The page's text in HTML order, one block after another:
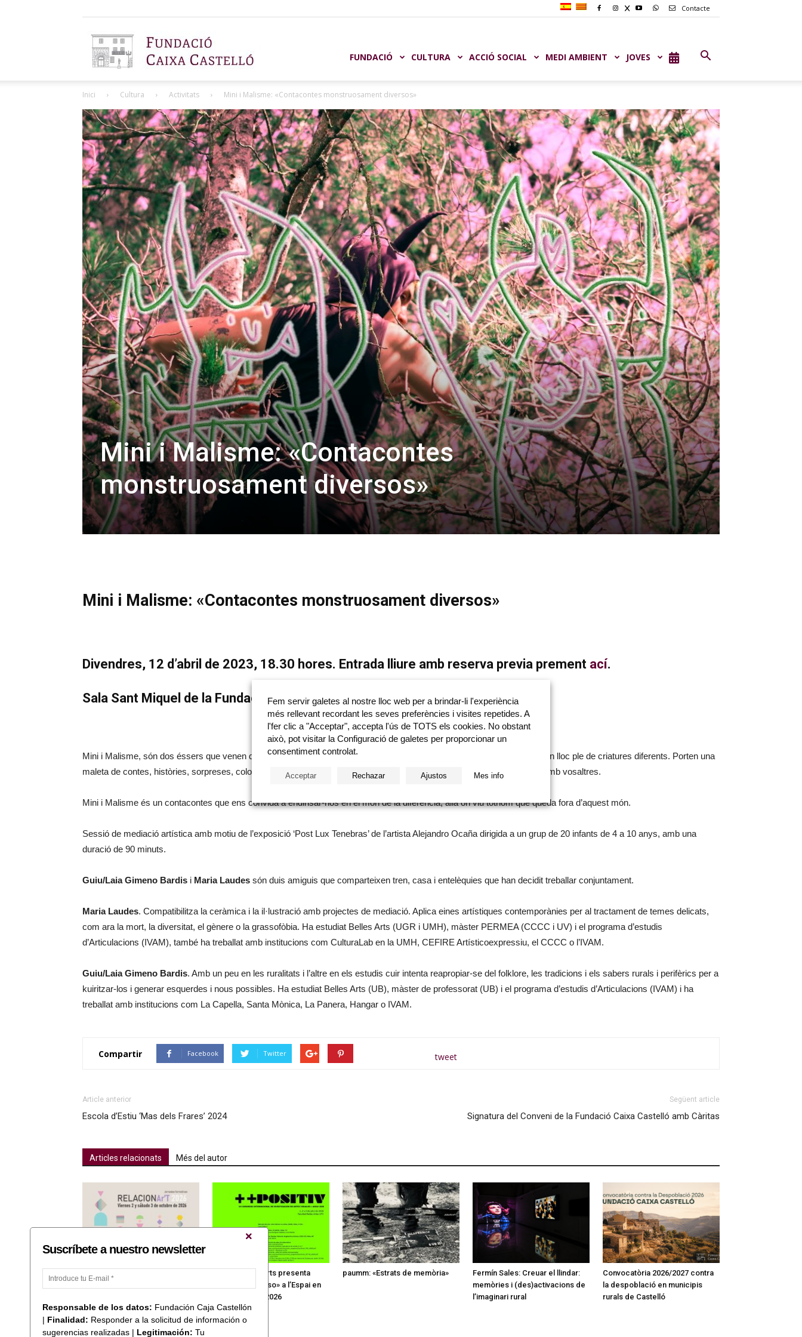
Contacte
Caja
Castellón
FUNDACIÓ CULTURA ACCIÓ SOCIAL MEDI AMBIENT JOVES
Inici Cultura Activitats Mini i Malisme: «Contacontes monstruosament diversos»
Mini i Malisme: «Contacontes
monstruosament diversos»
Mini i Malisme: «Contacontes monstruosament diversos»
Divendres, 12 d’abril de 2023, 18.30 hores. Entrada lliure amb reserva previa prement ací.
Sala Sant Miquel de la Fundació Caixa Castelló (carrer d’Enmig, 17. Castelló)
Mini i Malisme, són dos éssers que venen del món dels monstres, un lloc que està molt lluny i molt a prop a la vegada, un lloc ple de criatures diferents. Porten una
maleta de contes, històries, sorpreses, colors, brilli-brilli, pors, amor i preguntes; i tenen moltes ganes de compartir-les amb vosaltres.
Mini i Malisme és un contacontes que ens convida a endinsar-nos en el món de la diferència, allà on viu tothom que queda fora d’aquest món.
Sessió de mediació artística amb motiu de l’exposició ‘Post Lux Tenebras’ de l’artista Alejandro Ocaña dirigida a un grup de 20 infants de 4 a 10 anys, amb una
duració de 90 minuts.
Guiu/Laia Gimeno Bardis i Maria Laudes són duis amiguis que comparteixen tren, casa i entelèquies que han decidit treballar conjuntament.
Maria Laudes. Compatibilitza la ceràmica i la il·lustració amb projectes de mediació. Aplica eines artístiques contemporànies per al tractament de temes delicats,
com ara la mort, la diversitat, el gènere o la grassofòbia. Ha estudiat Belles Arts (UGR i UMH), màster PERMEA (CCCC i UV) i el programa d’estudis
d’Articulacions (IVAM), també ha treballat amb institucions com CulturaLab en la UMH, CEFIRE Artísticoexpressiu, el CCCC o l’IVAM.
Guiu/Laia Gimeno Bardis. Amb un peu en les ruralitats i l’altre en els estudis cuir intenta reapropiar-se del folklore, les tradicions i els sabers rurals i perifèrics per a
kuiritzar-los i generar esquerdes i nous possibles. Ha estudiat Belles Arts (UB), màster de professorat (UB) i el programa d’estudis d’Articulacions (IVAM) i ha
treballat amb institucions com La Capella, Santa Mònica, La Panera, Hangar o IVAM.
Compartir Facebook Twitter tweet
Article anterior
Escola d’Estiu ‘Mas dels Frares’ 2024
Següent article
Signatura del Conveni de la Fundació Caixa Castelló amb Càritas
Articles relacionats Més del autor
José Antonio Orts presenta
«Ones de llum i so» a l’Espai en
Xarxa d’ANIAV 2026
paumm: «Estrats de memòria»
Fermín Sales: Creuar el llindar:
memòries i (des)activacions de
l’imaginari rural
Convocatòria 2026/2027 contra
la despoblació en municipis
rurals de Castelló
Suscríbete a nuestro newsletter
Responsable de los datos: Fundación Caja Castellón
| Finalidad: Responder a la solicitud de información o
sugerencias realizadas | Legitimación: Tu
Fem servir galetes al nostre lloc web per a brindar-li l'experiència
més rellevant recordant les seves preferències i visites repetides. A
l'fer clic a "Acceptar", accepta l'ús de TOTS els cookies. No obstant
això, pot visitar la Configuració de galetes per proporcionar un
consentiment controlat.
Acceptar Rechazar Ajustos Mes info